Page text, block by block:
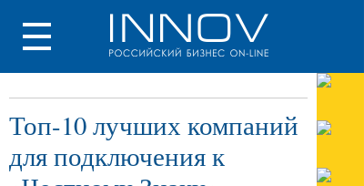
Топ-10 лучших компаний
для подключения к